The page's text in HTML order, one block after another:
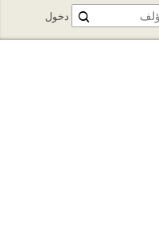
دخول